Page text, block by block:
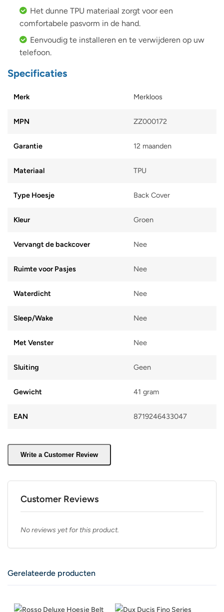
Het dunne TPU materiaal zorgt voor een
comfortabele pasvorm in de hand.
Eenvoudig te installeren en te verwijderen op uw
telefoon.
Specificaties
Merk Merkloos
MPN ZZ000172
Garantie 12 maanden
Materiaal TPU
Type Hoesje Back Cover
Kleur Groen
Vervangt de backcover Nee
Ruimte voor Pasjes Nee
Waterdicht Nee
Sleep/Wake Nee
Met Venster Nee
Sluiting Geen
Gewicht 41 gram
EAN 8719246433047
Write a Customer Review
Customer Reviews
No reviews yet for this product.
Gerelateerde producten